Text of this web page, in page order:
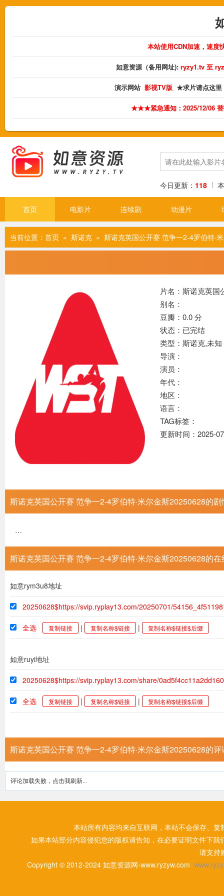
本站使用CDN加速，速度
如意资源（备用网址):ryzy1.tv 至
演示网站 影视TV版 ★求片请点这
★★★紧急通知：2025/12/06 替
今日更新： 118
首页 电影片 连续剧 动漫片
当前位置： 首页 » 斯诺克 » 斯诺克英国公开赛 范争一2-4罗伯特·
片名：斯诺克英国
别名：
豆瓣：0.0 分
状态：已完结
类型：斯诺克,未知
导演：
演员：
年代：
地区：
语言：
TAG标签：
更新时间：2025-
斯诺克英国公开赛 范争一2-4罗伯特·米尔金斯20250628的
…
斯诺克英国公开赛 范争一2-4罗伯特·米尔金斯20250628的
如意rym3u8地址
20250628$https://svip.ryplay13.com/20250701/
全选 复制链接 | 复制名称$链接 | 复制名称$链接$后缀
如意ruyi地址
20250628$https://svip.ryplay13.com/share/
全选 复制链接 | 复制名称$链接 | 复制名称$链接$后缀
斯诺克英国公开赛 范争一2-4罗伯特·米尔金斯20250628的评
评论加载失败，点击我刷新...
本站所有内容均来自互联网，本站不会保存、
如果本站部分内容侵犯您的版权请告知，在必要证明文件下
请支持
Copyright © 2012-2024 如意资源网-www.ryzyw.com